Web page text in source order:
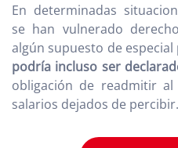
En determinadas
se han vulnerado
algún supuesto de
podría incluso ser
obligación de readmitir
salarios dejados de percibir.